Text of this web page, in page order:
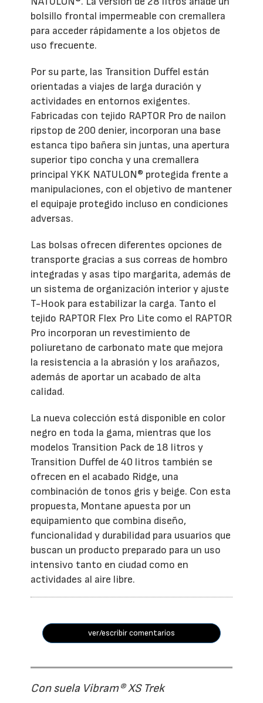
bolsillo frontal impermeable con cremallera
para acceder rápidamente a los objetos de
uso frecuente.
Por su parte, las Transition Duffel están
orientadas a viajes de larga duración y
actividades en entornos exigentes.
Fabricadas con tejido RAPTOR Pro de nailon
ripstop de 200 denier, incorporan una base
estanca tipo bañera sin juntas, una apertura
superior tipo concha y una cremallera
principal YKK NATULON® protegida frente a
manipulaciones, con el objetivo de mantener
el equipaje protegido incluso en condiciones
adversas.
Las bolsas ofrecen diferentes opciones de
transporte gracias a sus correas de hombro
integradas y asas tipo margarita, además de
un sistema de organización interior y ajuste
T-Hook para estabilizar la carga. Tanto el
tejido RAPTOR Flex Pro Lite como el RAPTOR
Pro incorporan un revestimiento de
poliuretano de carbonato mate que mejora
la resistencia a la abrasión y los arañazos,
además de aportar un acabado de alta
calidad.
La nueva colección está disponible en color
negro en toda la gama, mientras que los
modelos Transition Pack de 18 litros y
Transition Duffel de 40 litros también se
ofrecen en el acabado Ridge, una
combinación de tonos gris y beige. Con esta
propuesta, Montane apuesta por un
equipamiento que combina diseño,
funcionalidad y durabilidad para usuarios que
buscan un producto preparado para un uso
intensivo tanto en ciudad como en
actividades al aire libre.
ver/escribir comentarios
Con suela Vibram® XS Trek